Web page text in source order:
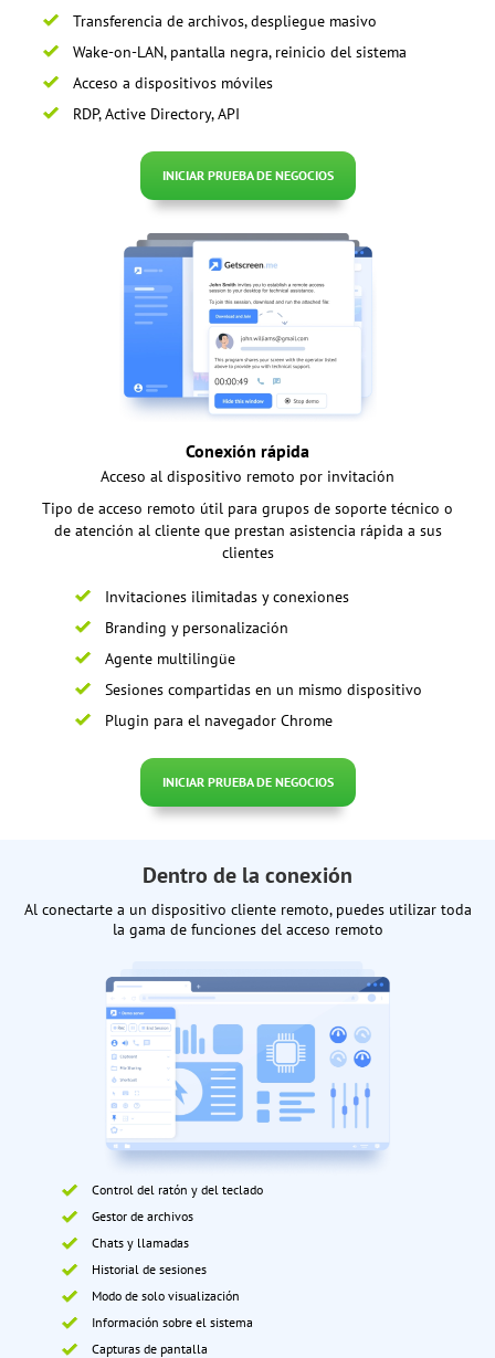
Transferencia de archivos, despliegue masivo
Wake-on-LAN, pantalla negra, reinicio del sistema
Acceso a dispositivos móviles
RDP, Active Directory, API
INICIAR PRUEBA DE NEGOCIOS
Conexión rápida
Acceso al dispositivo remoto por invitación
Tipo de acceso remoto útil para grupos de soporte técnico o
de atención al cliente que prestan asistencia rápida a sus
clientes
Invitaciones ilimitadas y conexiones
Branding y personalización
Agente multilingüe
Sesiones compartidas en un mismo dispositivo
Plugin para el navegador Chrome
INICIAR PRUEBA DE NEGOCIOS
Dentro de la conexión
Al conectarte a un dispositivo cliente remoto, puedes utilizar toda
la gama de funciones del acceso remoto
Control del ratón y del teclado
Gestor de archivos
Chats y llamadas
Historial de sesiones
Modo de solo visualización
Información sobre el sistema
Capturas de pantalla